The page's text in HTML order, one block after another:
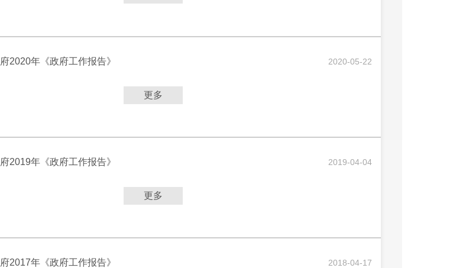
2020年《政府工作报告》 2020-05-22
更多
2019年《政府工作报告》 2019-04-04
更多
2017年《政府工作报告》 2018-04-17